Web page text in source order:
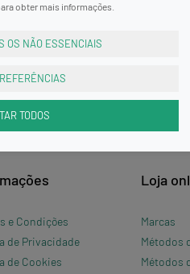
obter mais informações.
OS NÃO ESSENCIAIS
TODOS
e Condições
de Privacidade
de Cookies
Loja
Marcas
Métodos
Métodos